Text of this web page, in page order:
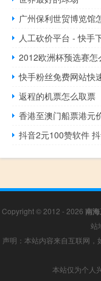
广州保利世贸博览馆
人工砍价平台 - 快手
2012欧洲杯预选赛
快手粉丝免费网站快
返程的机票怎么取票
香港至澳门船票港元
抖音2元100赞软件
Copyright © 2012 - 2026 南
站
声明：本站内容来自互联网
本站仅为个人